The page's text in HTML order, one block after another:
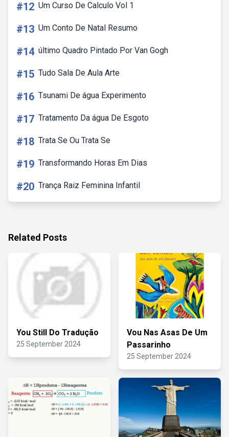
#12 Um Curso De Calculo Vol 1
#13 Um Conto De Natal Resumo
#14 último Quadro Pintado Por Van Gogh
#15 Tudo Sala De Aula Arte
#16 Tsunami De água Experimento
#17 Tratamento Da água De Esgoto
#18 Trata Se Ou Trata Se
#19 Transformando Horas Em Dias
#20 Trança Raiz Feminina Infantil
Related Posts
You Still Do Tradução
25 September 2024
Vou Nas Asas De Um
Passarinho
25 September 2024